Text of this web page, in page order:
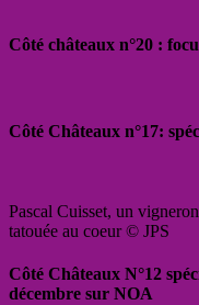
Côté châteaux n°20 :
Côté Châteaux n°17:
Pascal Cuisset, un
tatouée au coeur © JPS
Côté Châteaux N°12
décembre sur NOA